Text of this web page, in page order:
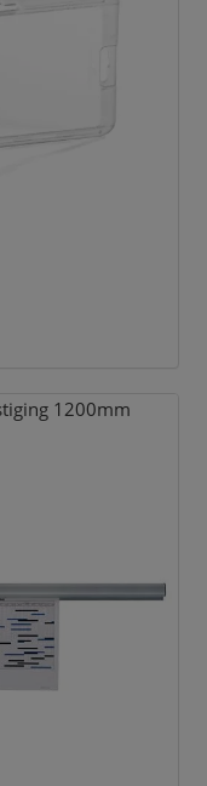
1200mm